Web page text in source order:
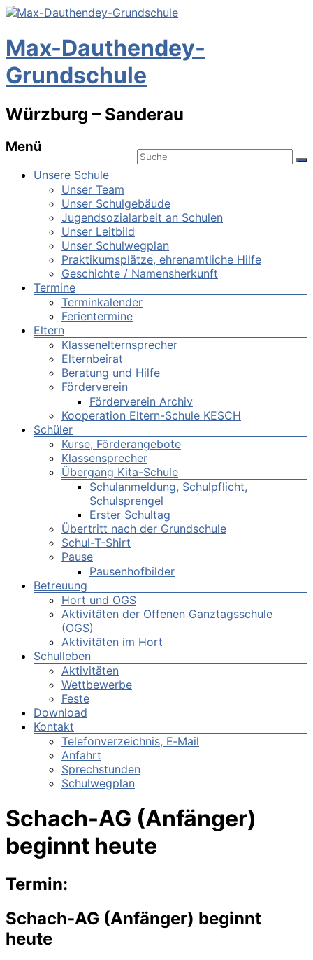
Max-Dauthendey-
Grundschule
Würzburg – Sanderau
Menü
Unsere Schule
Unser Team
Unser Schulgebäude
Jugendsozialarbeit an Schulen
Unser Leitbild
Unser Schulwegplan
Praktikumsplätze, ehrenamtliche Hilfe
Geschichte / Namensherkunft
Termine
Terminkalender
Ferientermine
Eltern
Klassenelternsprecher
Elternbeirat
Beratung und Hilfe
Förderverein
Förderverein Archiv
Kooperation Eltern-Schule KESCH
Schüler
Kurse, Förderangebote
Klassensprecher
Übergang Kita-Schule
Schulanmeldung, Schulpflicht,
Schulsprengel
Erster Schultag
Übertritt nach der Grundschule
Schul-T-Shirt
Pause
Pausenhofbilder
Betreuung
Hort und OGS
Aktivitäten der Offenen Ganztagsschule
(OGS)
Aktivitäten im Hort
Schulleben
Aktivitäten
Wettbewerbe
Feste
Download
Kontakt
Telefonverzeichnis, E‑Mail
Anfahrt
Sprechstunden
Schulwegplan
Schach-AG (Anfänger)
beginnt heute
Termin:
Schach-AG (Anfänger) beginnt
heute